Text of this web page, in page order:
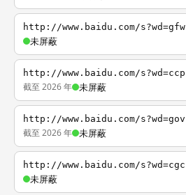
http://www.baidu.com/s?wd=gfw
未屏蔽
http://www.baidu.com/s?wd=ccp
截至 2026 年 未屏蔽
http://www.baidu.com/s?wd=gov
截至 2026 年 未屏蔽
http://www.baidu.com/s?wd=cgc
未屏蔽